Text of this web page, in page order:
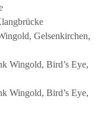
Gelsenkirchen,
Wingold, Bird’s Eye,
Wingold, Bird’s Eye,